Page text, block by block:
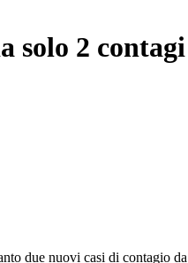
solo 2
due nuovi casi di contagio